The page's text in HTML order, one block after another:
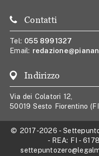
Contatti
Tel: 055 8991327
Email:
Indirizzo
Via dei Colatori 12,
50019 Sesto Fiorentino
© 2017-2026 -
- REA: FI -